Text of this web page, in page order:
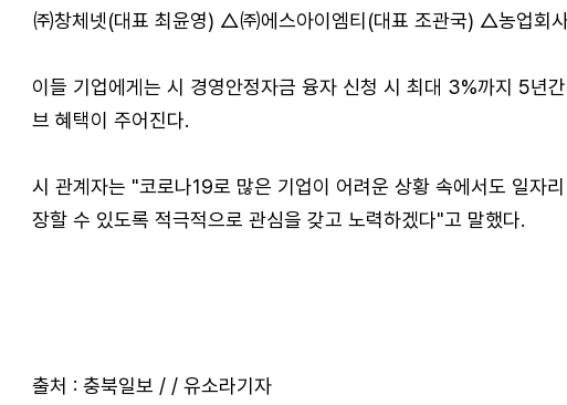
㈜창체넷(대표 최윤영) △㈜에스아이엠티(대표 조관국) △농업회
이들 기업에게는 시 경영안정자금 융자 신청 시 최대 3%까지 5년
브 혜택이 주어진다.
시 관계자는 "코로나19로 많은 기업이 어려운 상황 속에서도 일자
장할 수 있도록 적극적으로 관심을 갖고 노력하겠다"고 말했다.
출처 : 충북일보 / / 유소라기자